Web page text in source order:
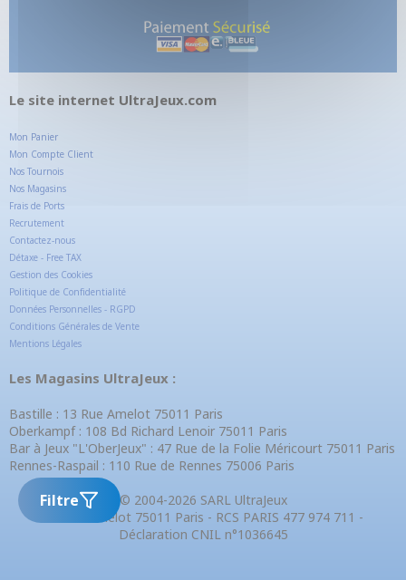
Filtre
Le site internet UltraJeux.com
Mon Panier
Mon Compte Client
Nos Tournois
Nos Magasins
Frais de Ports
Recrutement
Contactez-nous
Détaxe - Free TAX
Gestion des Cookies
Politique de Confidentialité
Données Personnelles - RGPD
Conditions Générales de Vente
Mentions Légales
Les Magasins UltraJeux :
Bastille : 13 Rue Amelot 75011 Paris
Oberkampf : 108 Bd Richard Lenoir 75011 Paris
Bar à Jeux "L'OberJeux" : 47 Rue de la Folie Méricourt 75011 Paris
Rennes-Raspail : 110 Rue de Rennes 75006 Paris
© 2004-2026 SARL UltraJeux
13 Rue Amelot 75011 Paris - RCS PARIS 477 974 711 -
Déclaration CNIL n°1036645